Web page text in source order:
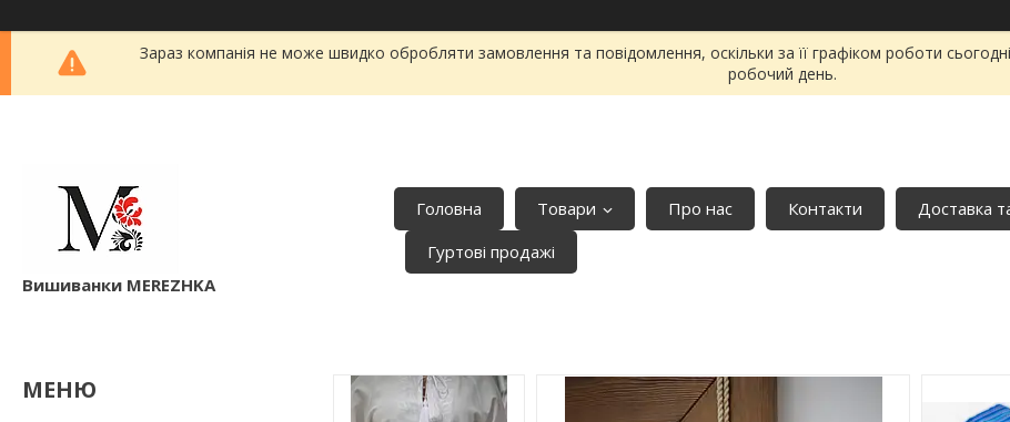
Зараз компанія не може швидко обробляти замовлення та повідомлення, оскільки за її графіком роботи
робочий день.
Вишиванки MEREZHKA
Головна Товари Про нас Контакти Доставка
Гуртові продажі